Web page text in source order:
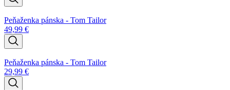
Peňaženka pánska - Tom Tailor
49,99 €
Peňaženka pánska - Tom Tailor
29,99 €